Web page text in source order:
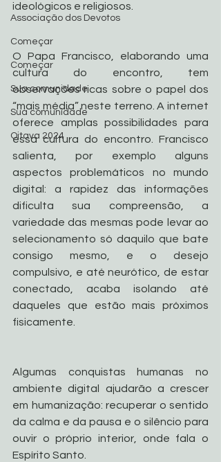
Associação dos Devotos
Começar
Começar
Sua comunidade
Sua comunidade
Oitava 2024
ideológicos e religiosos.
O Papa Francisco, elaborando uma
cultura do encontro, tem
observações ricas sobre o papel dos
“mais média” neste terreno. A internet
oferece amplas possibilidades para
essa cultura do encontro. Francisco
salienta, por exemplo alguns
aspectos problemáticos no mundo
digital: a rapidez das informações
dificulta sua compreensão, a
variedade das mesmas pode levar ao
selecionamento só daquilo que bate
consigo mesmo, e o desejo
compulsivo, e até neurótico, de estar
conectado, acaba isolando até
daqueles que estão mais próximos
fisicamente.
Algumas conquistas humanas no
ambiente digital ajudarão a crescer
em humanização: recuperar o sentido
da calma e da pausa e o silêncio para
ouvir o próprio interior, onde fala o
Espírito Santo.